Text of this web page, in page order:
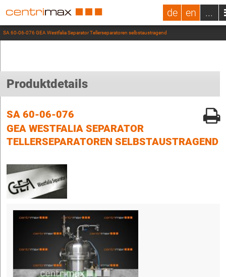
de en ...
SA 60-06-076 GEA Westfalia Separator Tellerseparatoren selbstaustragend
Produktdetails
SA 60-06-076
GEA WESTFALIA SEPARATOR
TELLERSEPARATOREN SELBSTAUSTRAGEND